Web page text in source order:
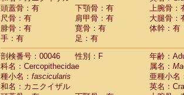
CercopithecidaeChlorocebus
CercopithecidaeErythrocebus patas
CercopithecidaeMiopithecus talapoin
CercopithecidaeCercopithecinae spp.
CercopithecidaeColobus angolensis
CercopithecidaeColobus guereza (0)
Cercopithecidae Colobus polykomos
Cercopithecidae Piliocolobus badius
Cercopithecidae Kasi senex vetulus(1)
頭蓋骨：有
下顎骨：有
上腕骨：
尺骨：有
肩甲骨：有
大腿骨：
腓骨：有
寛骨：有
体幹：有
手：有
足：有
剖検番号：00046
性別：F
年齢：
科名：Cercopithecidae
属名：
種小名： fascicularis
亜種小名
和名：カニクイザル
英名：